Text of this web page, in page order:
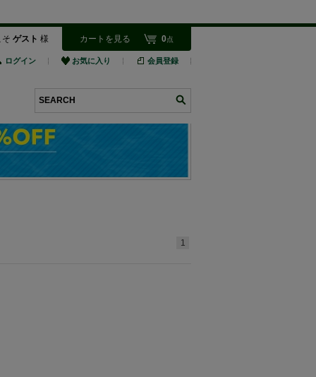
そ ゲスト 様 カートを見る 0点
ログイン お気に入り 会員登録
1